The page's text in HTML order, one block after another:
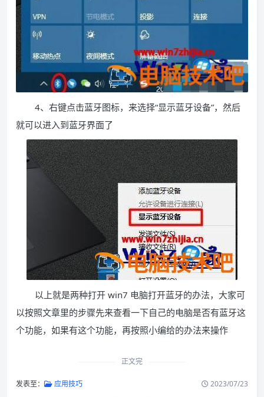
4、右键点击蓝牙图标，来选择“显示蓝牙设备”，然后
就可以进入到蓝牙界面了
以上就是两种打开 win7 电脑打开蓝牙的办法，大家可
以按照文章里的步骤先来查看一下自己的电脑是否有蓝牙这
个功能，如果有这个功能，再按照小编给的办法来操作
正文完
发表至： 应用技巧 2023/07/23